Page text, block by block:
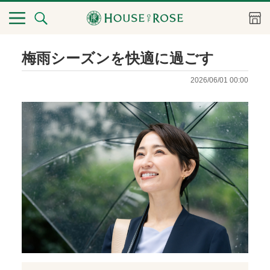
梅雨シーズンを快適に過ごす
2026/06/01 00:00